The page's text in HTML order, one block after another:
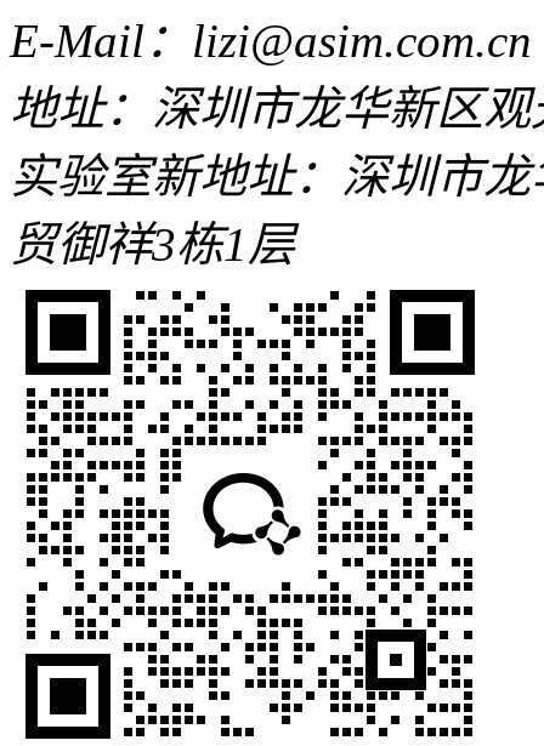
E-Mail：lizi@asim.com.cn
地址：深圳市龙华新区
实验室新地址：深圳市
贸御祥3栋1层